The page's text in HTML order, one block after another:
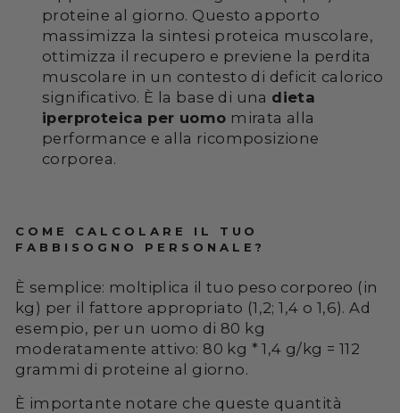
proteine al giorno. Questo apporto
massimizza la sintesi proteica muscolare,
ottimizza il recupero e previene la perdita
muscolare in un contesto di deficit calorico
significativo. È la base di una dieta
iperproteica per uomo mirata alla
performance e alla ricomposizione
corporea.
COME CALCOLARE IL TUO
FABBISOGNO PERSONALE?
È semplice: moltiplica il tuo peso corporeo (in
kg) per il fattore appropriato (1,2; 1,4 o 1,6). Ad
esempio, per un uomo di 80 kg
moderatamente attivo: 80 kg * 1,4 g/kg = 112
grammi di proteine al giorno.
È importante notare che queste quantità